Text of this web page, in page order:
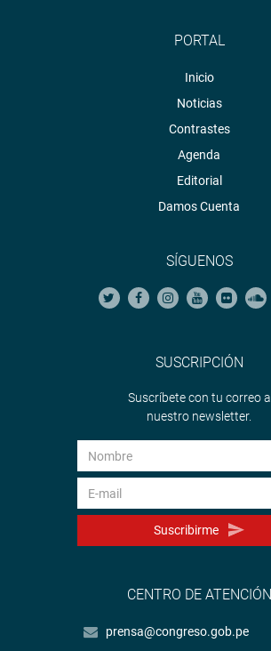
PORTAL
Inicio
Noticias
Contrastes
Agenda
Editorial
Damos Cuenta
SÍGUENOS
SUSCRIPCIÓN
Suscríbete con tu correo a
nuestro newsletter.
Suscribirme
CENTRO DE ATENCIÓN
prensa@congreso.gob.pe